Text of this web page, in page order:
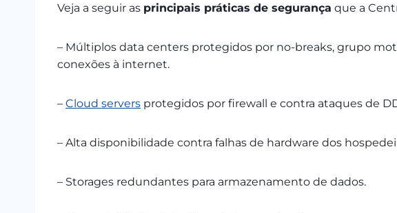
Veja a seguir as principais práticas de segurança que a
– Múltiplos data centers protegidos por no-breaks, grupo
conexões à internet.
– Cloud servers protegidos por firewall e contra ataques de
– Alta disponibilidade contra falhas de hardware dos
– Storages redundantes para armazenamento de dados.